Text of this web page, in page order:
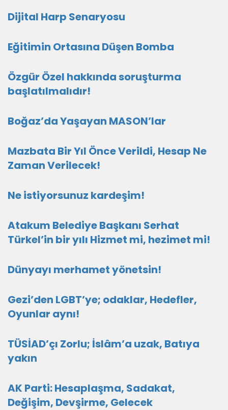
Dijital Harp Senaryosu
Eğitimin Ortasına Düşen Bomba
Özgür Özel hakkında soruşturma
başlatılmalıdır!
Boğaz’da Yaşayan MASON’lar
Mazbata Bir Yıl Önce Verildi, Hesap Ne
Zaman Verilecek!
Ne istiyorsunuz kardeşim!
Atakum Belediye Başkanı Serhat
Türkel’in bir yılı Hizmet mi, hezimet mi!
Dünyayı merhamet yönetsin!
Gezi’den LGBT’ye; odaklar, Hedefler,
Oyunlar aynı!
TÜSİAD’çı Zorlu; İslâm’a uzak, Batıya
yakın
AK Parti: Hesaplaşma, Sadakat,
Değişim, Devşirme, Gelecek